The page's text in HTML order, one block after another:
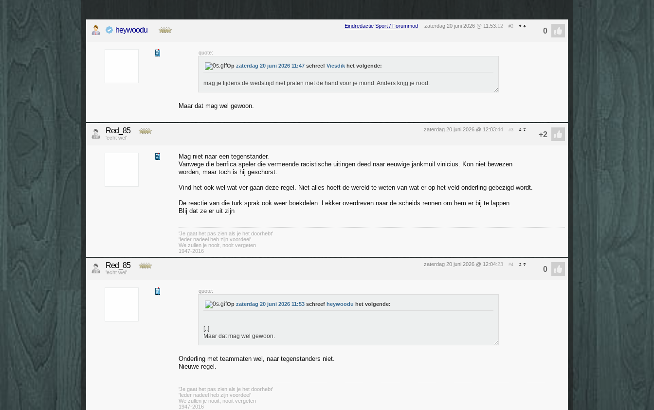
Eindredactie Sport / Forummod zaterdag 20 juni 2026 @ 11:53:12 #2
heywoodu
quote:
Op zaterdag 20 juni 2026 11:47 schreef Viesdik het volgende:
mag je tijdens de wedstrijd niet praten met de hand voor je mond. Anders krijg je rood.
Maar dat mag wel gewoon.
zaterdag 20 juni 2026 @ 12:03:44 #3
Red_85
'echt wel'
Mag niet naar een tegenstander.
Vanwege die benfica speler die vermeende racistische uitingen deed naar eeuwige jankmuil vinicius. Kon niet bewezen
worden, maar toch is hij geschorst.
Vind het ook wel wat ver gaan deze regel. Niet alles hoeft de wereld te weten van wat er op het veld onderling gebezigd wordt.
De reactie van die turk sprak ook weer boekdelen. Lekker overdreven naar de scheids rennen om hem er bij te lappen.
Blij dat ze er uit zijn
'Je gaat het pas zien als je het doorhebt'
'Ieder nadeel heb zijn voordeel'
We zullen je nooit, nooit vergeten
1947-2016
zaterdag 20 juni 2026 @ 12:04:23 #4
Red_85
'echt wel'
quote:
Op zaterdag 20 juni 2026 11:53 schreef heywoodu het volgende:
[..]
Maar dat mag wel gewoon.
Onderling met teammaten wel, naar tegenstanders niet.
Nieuwe regel.
'Je gaat het pas zien als je het doorhebt'
'Ieder nadeel heb zijn voordeel'
We zullen je nooit, nooit vergeten
1947-2016